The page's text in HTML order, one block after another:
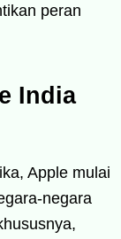
peran
India
Apple mulai
negara